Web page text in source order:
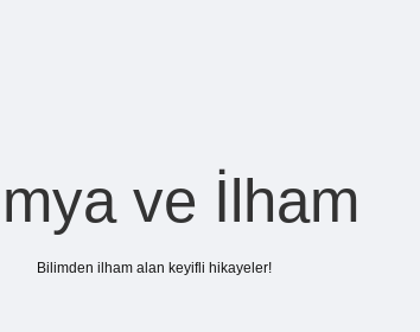
ve İlham
Bilimden ilham alan keyifli hikayeler!